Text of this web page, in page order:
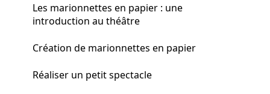
Les marionnettes en papier : une
introduction au théâtre
Création de marionnettes en papier
Réaliser un petit spectacle